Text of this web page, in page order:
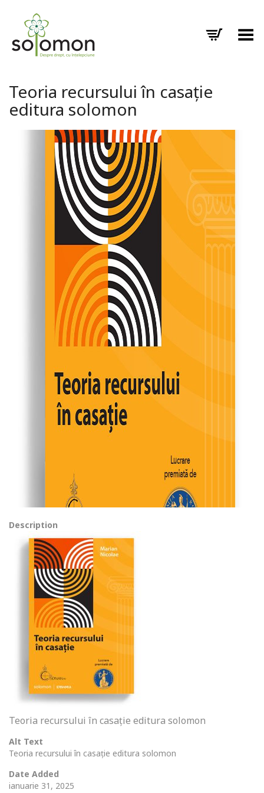
Toggle Menu
Teoria recursului în casație
editura solomon
Description
Teoria recursului în casație editura solomon
Alt Text
Teoria recursului în casație editura solomon
Date Added
ianuarie 31, 2025